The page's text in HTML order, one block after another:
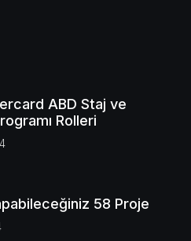
ABD Staj ve
Rolleri
58 Proje